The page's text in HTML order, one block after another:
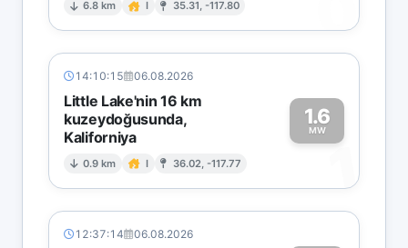
6.8 km I 35.31, -117.80
14:10:15 06.08.2026
Little Lake'nin 16 km
kuzeydoğusunda,
Kaliforniya
0.9 km I 36.02, -117.77
1.6
MW
1
12:37:14 06.08.2026